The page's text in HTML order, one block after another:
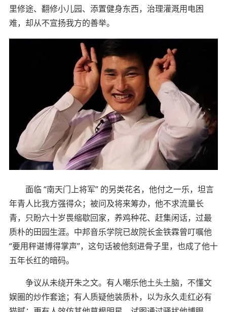
里修途、翻修小儿园、添置健身东西，治理灌溉用电困
难，却从不宣扬我方的善举。
面临 “南天门上将军” 的另类花名，他付之一乐，坦言
年青人比我方强得众；被问及将来筹办，他不求流量长
青，只盼六十岁畏缩歇回家，养鸡种花、赶集闲话，过最
质朴的田园生涯。中邦音乐学院已故院长金铁霖曾叮嘱他
“要用秤谌博得掌声”，这句话被他刻进骨子里，也成了他十
五年长红的暗码。
争议从未绕开朱之文。有人嘲乐他土头土脑，不懂文
娱圈的炒作套途；有人质疑他装质朴，以为永久走红必有